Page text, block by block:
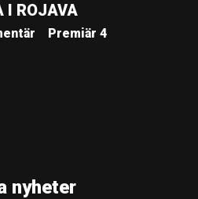
I ROJAVA
Premiär 4
nyheter